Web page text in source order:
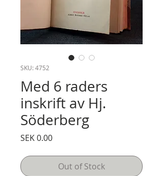
SKU: 4752
Med 6 raders
inskrift av Hj.
Söderberg
SEK 0.00Price
Out of Stock